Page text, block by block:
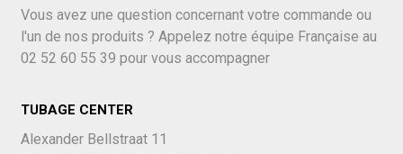
Vous avez une question concernant votre commande ou
l'un de nos produits ? Appelez notre équipe Française au
02 52 60 55 39 pour vous accompagner
TUBAGE CENTER
Alexander Bellstraat 11